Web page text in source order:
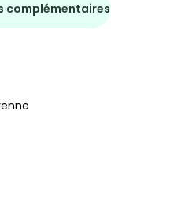
complémentaires